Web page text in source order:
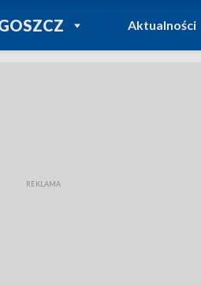
POWRÓT DO
TVP REGIONY
Aktualności